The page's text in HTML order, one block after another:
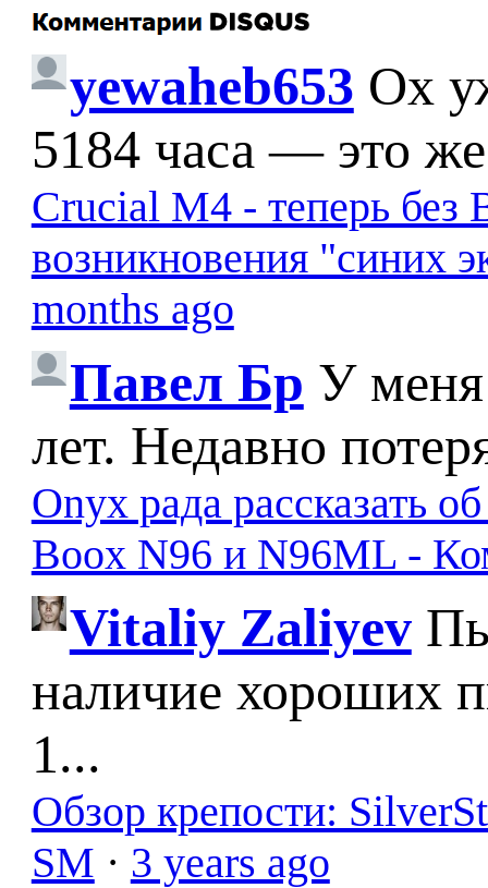
yewaheb653 Ох
5184 часа — это
Crucial M4 - теперь без
возникновения "синих
months ago
Павел Бр У меня
лет. Недавно
Onyx рада рассказать
Boox N96 и N96ML -
Vitaliy Zaliyev
наличие хороших
1...
Обзор крепости:
SM · 3 years ago